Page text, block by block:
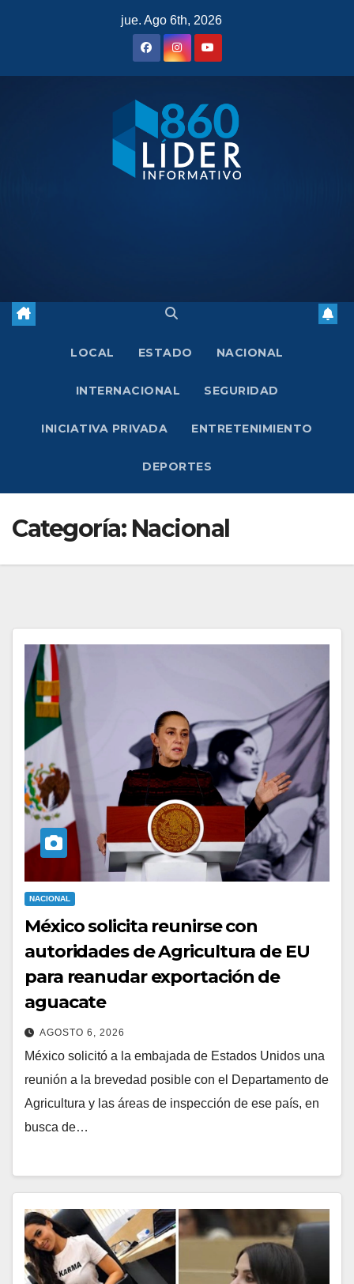
jue. Ago 6th, 2026
LOCAL ESTADO NACIONAL
INTERNACIONAL SEGURIDAD
INICIATIVA PRIVADA ENTRETENIMIENTO
DEPORTES
Categoría: Nacional
NACIONAL
México solicita reunirse con
autoridades de Agricultura de EU
para reanudar exportación de
aguacate
AGOSTO 6, 2026
México solicitó a la embajada de Estados Unidos una
reunión a la brevedad posible con el Departamento de
Agricultura y las áreas de inspección de ese país, en
busca de…